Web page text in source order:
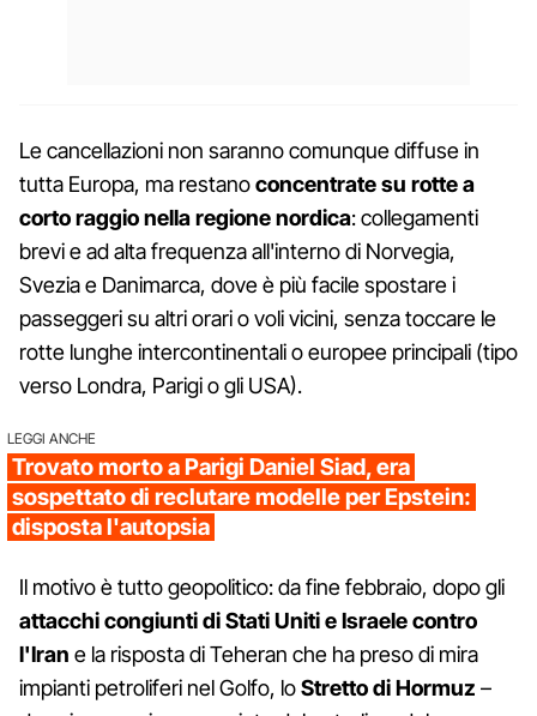
Le cancellazioni non saranno comunque diffuse in
tutta Europa, ma restanoconcentrate su rotte a
corto raggio nella regione nordica: collegamenti
brevi e ad alta frequenza all'interno di Norvegia,
Svezia e Danimarca, dove è più facile spostare i
passeggeri su altri orari o voli vicini, senza toccare le
rotte lunghe intercontinentali o europee principali (tipo
verso Londra, Parigi o gli USA).
LEGGI ANCHE
Trovato morto a Parigi Daniel Siad, era
sospettato di reclutare modelle per Epstein:
disposta l'autopsia
Il motivo è tutto geopolitico: da fine febbraio, dopo gli
attacchi congiunti di Stati Uniti e Israele contro
l'Iran e la risposta di Teheran che ha preso di mira
impianti petroliferi nel Golfo, loStretto di Hormuz –